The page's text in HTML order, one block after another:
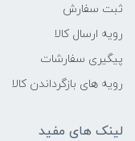
ثبت سفارش
رویه ارسال کالا
پیگیری سفارشات
رویه های بازگرداندن کالا
لینک های مفید